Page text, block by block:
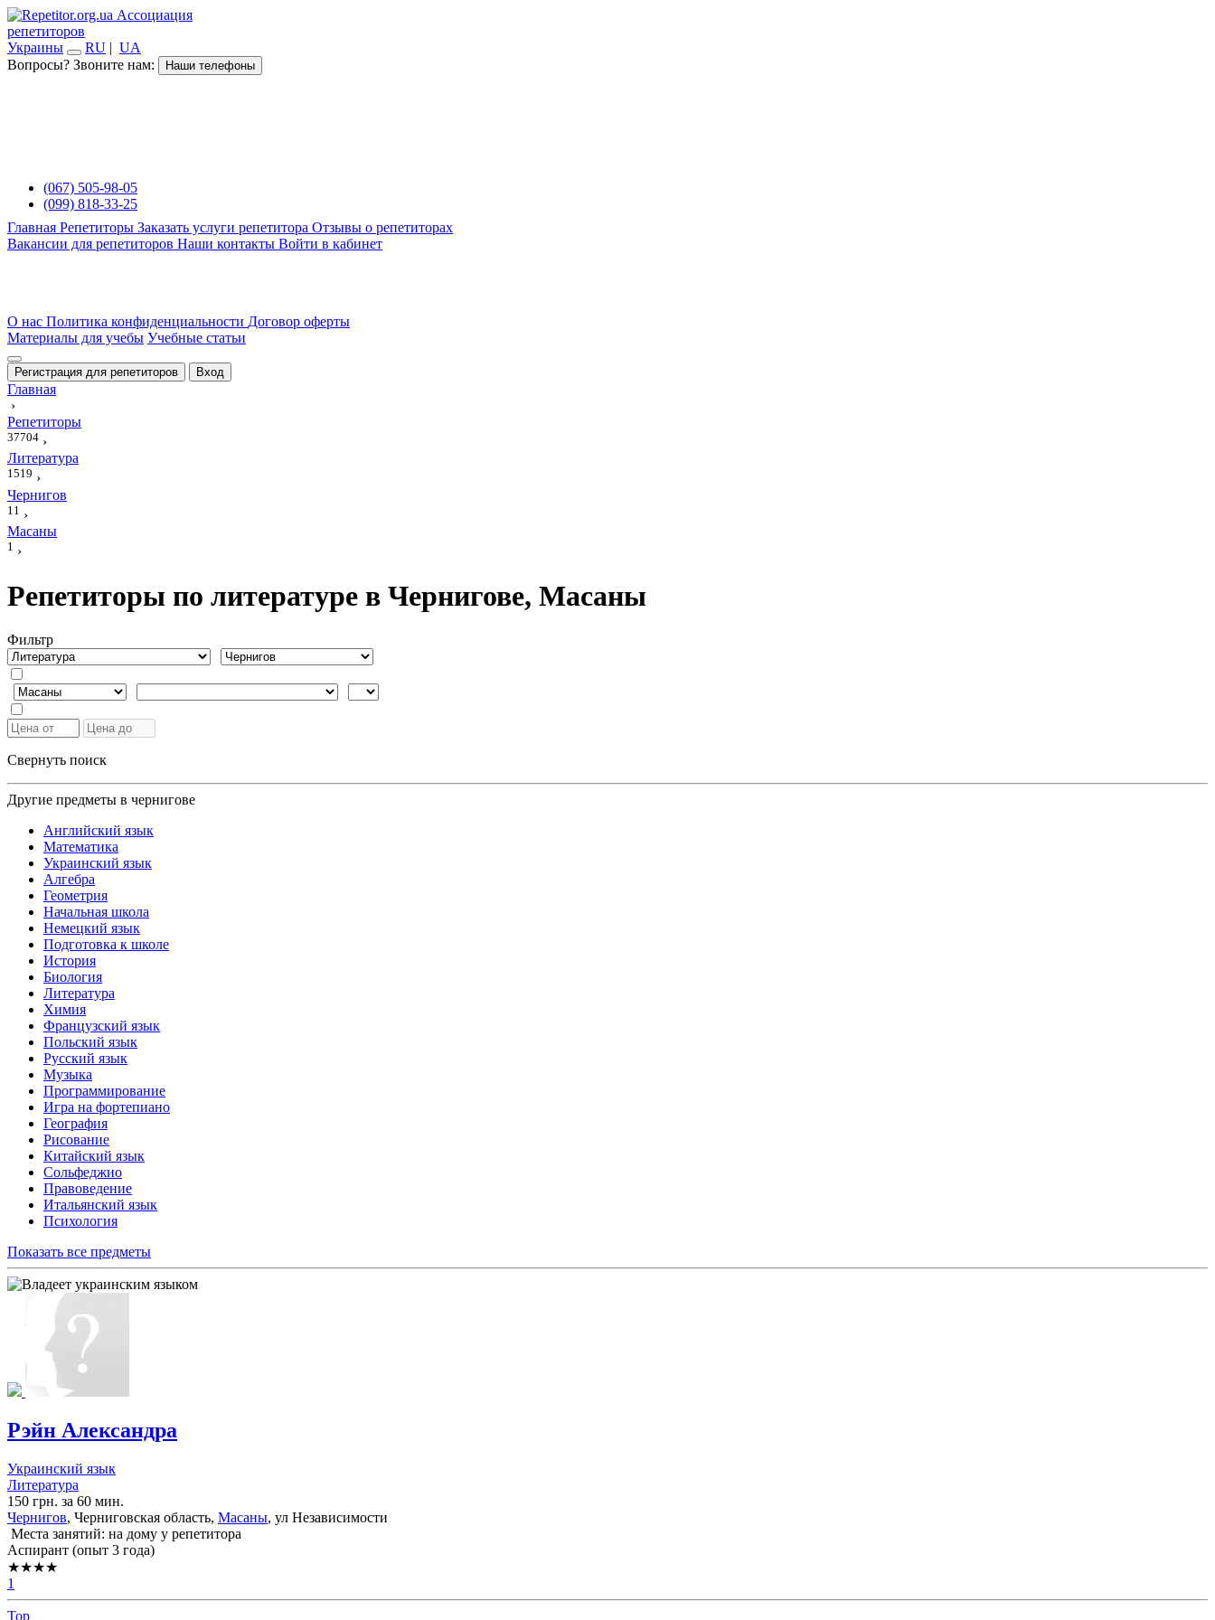
Ассоциация
репетиторов
Украины
RU | UA
Вопросы? Звоните нам:
Наши телефоны
(067) 505-98-05
(099) 818-33-25
Главная Репетиторы Заказать услуги репетитора Отзывы о репетиторах
Вакансии для репетиторов Наши контакты Войти в кабинет
О нас Политика конфиденциальности Договор оферты
Материалы для учебы Учебные статьи
Регистрация для репетиторов Вход
Главная
›
Репетиторы
37704 ›
Литература
1519 ›
Чернигов
11 ›
Масаны
1 ›
Репетиторы по литературе в Чернигове, Масаны
Фильтр
Свернуть поиск
Другие предметы в чернигове
Английский язык
Математика
Украинский язык
Алгебра
Геометрия
Начальная школа
Немецкий язык
Подготовка к школе
История
Биология
Литература
Химия
Французский язык
Польский язык
Русский язык
Музыка
Программирование
Игра на фортепиано
География
Рисование
Китайский язык
Сольфеджио
Правоведение
Итальянский язык
Психология
Показать все предметы
Рэйн Александра
Украинский язык
Литература
150 грн. за 60 мин.
Чернигов, Черниговская область, Масаны, ул Независимости
Места занятий: на дому у репетитора
Аспирант (опыт 3 года)
★★★★
1
Top